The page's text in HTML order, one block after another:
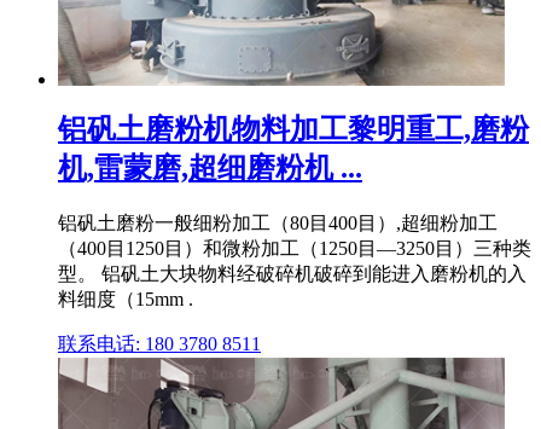
铝矾土磨粉机物料加工黎明重工,磨粉
机,雷蒙磨,超细磨粉机 ...
铝矾土磨粉一般细粉加工（80目400目）,超细粉加工
（400目1250目）和微粉加工（1250目—3250目）三种类
型。 铝矾土大块物料经破碎机破碎到能进入磨粉机的入
料细度（15mm .
联系电话: 180 3780 8511